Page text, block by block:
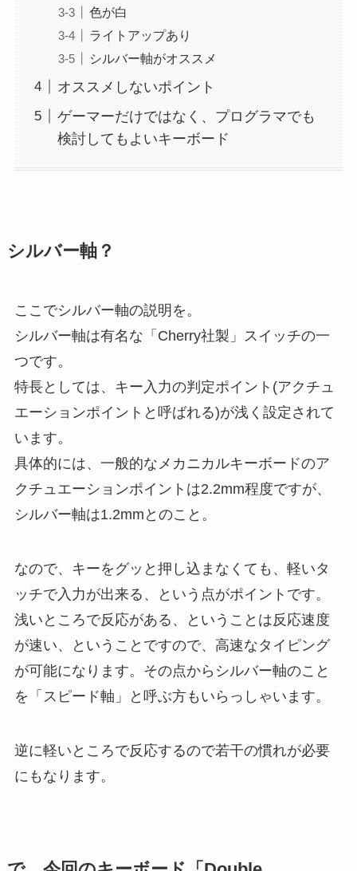
色が白
ライトアップあり
シルバー軸がオススメ
オススメしないポイント
ゲーマーだけではなく、プログラマでも
検討してもよいキーボード
シルバー軸？
ここでシルバー軸の説明を。
シルバー軸は有名な「Cherry社製」スイッチの一
つです。
特長としては、キー入力の判定ポイント(アクチュ
エーションポイントと呼ばれる)が浅く設定されて
います。
具体的には、一般的なメカニカルキーボードのア
クチュエーションポイントは2.2mm程度ですが、
シルバー軸は1.2mmとのこと。
なので、キーをグッと押し込まなくても、軽いタ
ッチで入力が出来る、という点がポイントです。
浅いところで反応がある、ということは反応速度
が速い、ということですので、高速なタイピング
が可能になります。その点からシルバー軸のこと
を「スピード軸」と呼ぶ方もいらっしゃいます。
逆に軽いところで反応するので若干の慣れが必要
にもなります。